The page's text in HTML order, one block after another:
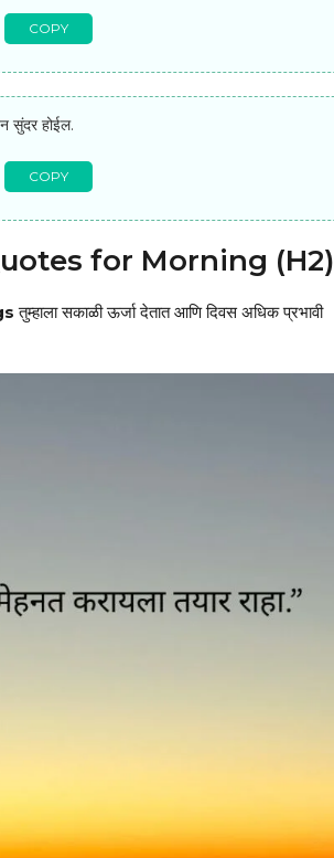
सुंदर होईल.
for Morning (H2)
तुम्हाला सकाळी ऊर्जा देतात आणि दिवस अधिक प्रभावी